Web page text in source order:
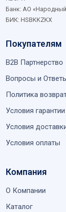
Банк: АО
БИК: HSBKKZKX
Покупателям
B2B Партнерство
Вопросы и
Политика
Условия гарантии
Условия
Условия оплаты
Компания
О Компании
Каталог